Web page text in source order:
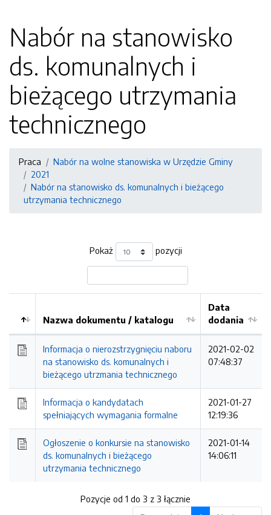
Nabór na stanowisko
ds. komunalnych i
bieżącego utrzymania
technicznego
Praca
Nabór na wolne stanowiska w Urzędzie Gminy
2021
Nabór na stanowisko ds. komunalnych i bieżącego
utrzymania technicznego
Pokaż pozycji
Kolejność
Nazwa dokumentu / katalogu
Data
dodania
Informacja o nierozstrzygnięciu naboru
na stanowisko ds. komunalnych i
bieżącego utrzmania technicznego
2021-02-02
07:48:37
Informacja o kandydatach
spełniających wymagania formalne
2021-01-27
12:19:36
Ogłoszenie o konkursie na stanowisko
ds. komunalnych i bieżącego
utrzymania technicznego
2021-01-14
14:06:11
Pozycje od 1 do 3 z 3 łącznie